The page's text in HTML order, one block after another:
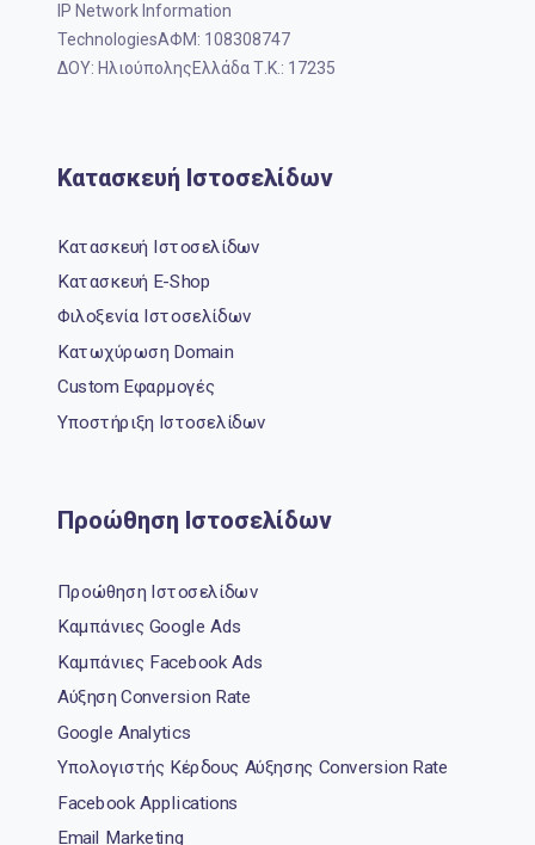
IP Network Information
TechnologiesΑΦΜ: 108308747
ΔΟΥ: ΗλιούποληςΕλλάδα Τ.Κ.: 17235
Κατασκευή Ιστοσελίδων
Κατασκευή Ιστοσελίδων
Κατασκευή E-Shop
Φιλοξενία Ιστοσελίδων
Κατωχύρωση Domain
Custom Εφαρμογές
Υποστήριξη Ιστοσελίδων
Προώθηση Ιστοσελίδων
Προώθηση Ιστοσελίδων
Καμπάνιες Google Ads
Καμπάνιες Facebook Ads
Αύξηση Conversion Rate
Google Analytics
Υπολογιστής Κέρδους Αύξησης Conversion Rate
Facebook Applications
Email Marketing